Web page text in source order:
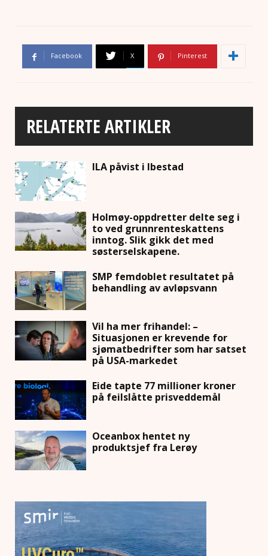
Facebook X Pinterest
RELATERTE ARTIKLER
ILA påvist i Ibestad
Holmøy-oppdretter delte seg i
to ved grunnrenteskattens
inntog. Slik gikk det med
søsterselskapene.
SMP femdoblet resultatet på
behandling av avløpsvann
Vil ha mer frihandel: –
Situasjonen er krevende for
sjømatbedrifter som har satset
på USA-markedet
Eide tapte 77 millioner kroner
på feilslåtte prisveddemål
Oceanbox hentet ny
produktsjef fra Lerøy